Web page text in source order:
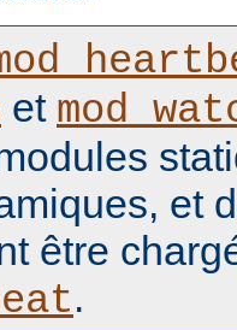
et
et
être
.